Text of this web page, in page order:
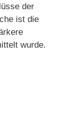
der
ist die
wurde.